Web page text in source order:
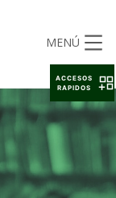
MENÚ
ACCESOS
RAPIDOS